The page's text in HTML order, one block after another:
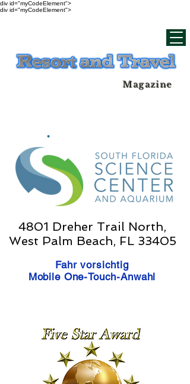
div id="myCodeElement">
div id="myCodeElement">
Magazine
4801 Dreher Trail North,
West Palm Beach, FL 33405
Fahr vorsichtig
Mobile One-Touch-Anwahl